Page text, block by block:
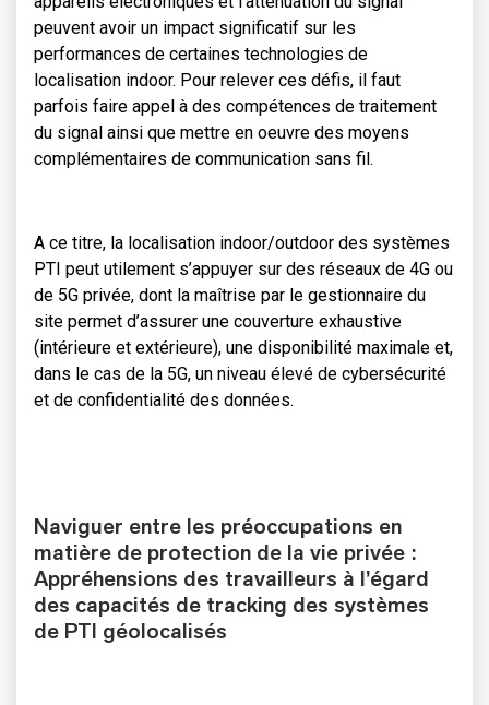
peuvent avoir un impact significatif sur les
performances de certaines technologies de
localisation indoor. Pour relever ces défis, il faut
parfois faire appel à des compétences de traitement
du signal ainsi que mettre en oeuvre des moyens
complémentaires de communication sans fil.
A ce titre, la localisation indoor/outdoor des systèmes
PTI peut utilement s’appuyer sur des réseaux de 4G ou
de 5G privée, dont la maîtrise par le gestionnaire du
site permet d’assurer une couverture exhaustive
(intérieure et extérieure), une disponibilité maximale et,
dans le cas de la 5G, un niveau élevé de cybersécurité
et de confidentialité des données.
Naviguer entre les préoccupations en
matière de protection de la vie privée :
Appréhensions des travailleurs à l’égard
des capacités de tracking des systèmes
de PTI géolocalisés